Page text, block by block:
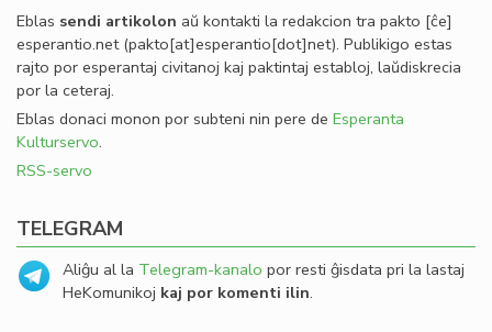
Eblas sendi artikolon aŭ kontakti la redakcion tra pakto [ĉe]
esperantio.net(pakto[at]esperantio[dot]net). Publikigo estas
rajto por esperantaj civitanoj kaj paktintaj establoj, laŭdiskrecia
por la ceteraj.
Eblas donaci monon por subteni nin pere de Esperanta
Kulturservo.
RSS-servo
TELEGRAM
Aliĝu al la Telegram-kanalo por resti ĝisdata pri la lastaj
HeKomunikoj kaj por komenti ilin.